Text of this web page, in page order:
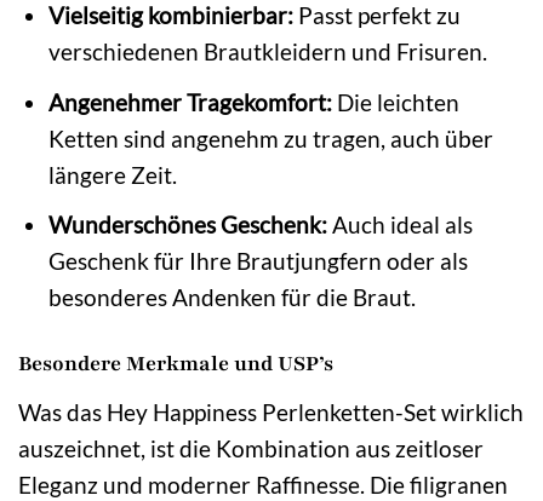
Vielseitig kombinierbar:Passt perfekt zu
verschiedenen Brautkleidern und Frisuren.
Angenehmer Tragekomfort:Die leichten
Ketten sind angenehm zu tragen, auch über
längere Zeit.
Wunderschönes Geschenk:Auch ideal als
Geschenk für Ihre Brautjungfern oder als
besonderes Andenken für die Braut.
Besondere Merkmale und USP’s
Was das Hey Happiness Perlenketten-Set wirklich
auszeichnet, ist die Kombination aus zeitloser
Eleganz und moderner Raffinesse. Die filigranen